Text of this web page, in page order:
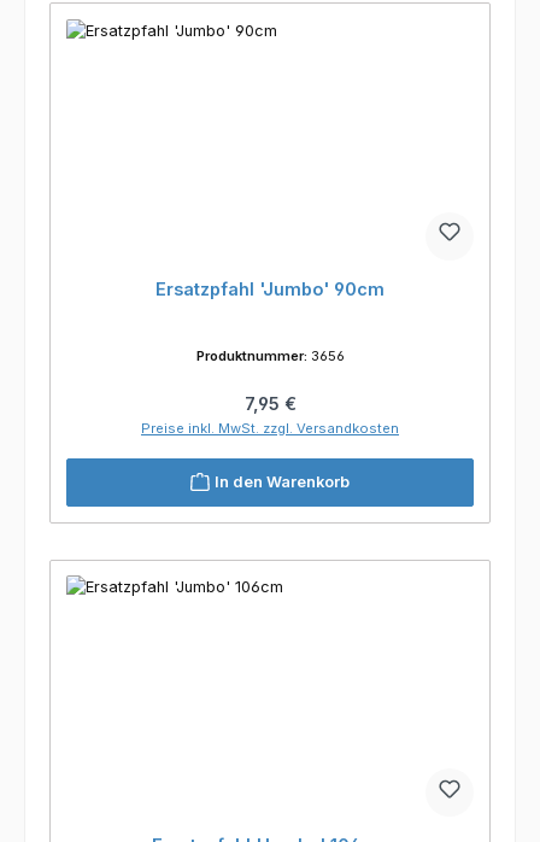
Ersatzpfahl 'Jumbo' 90cm
Produktnummer: 3656
Regulärer Preis:
7,95 €
Preise inkl. MwSt. zzgl. Versandkosten
In den Warenkorb